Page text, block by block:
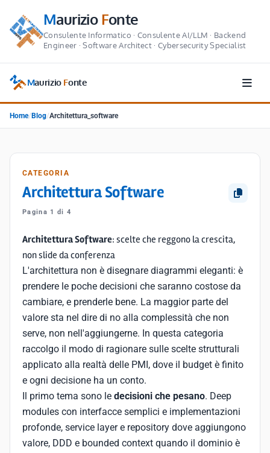
MaurizioFonte
Consulente Informatico · Consulente AI/LLM · Backend
Engineer · Software Architect · Cybersecurity Specialist
Maurizio Fonte
Home/ Blog/Architettura_software
CATEGORIA
Architettura Software
Pagina 1 di 4
Architettura Software: scelte che reggono la crescita,
non slide da conferenza
L'architettura non è disegnare diagrammi eleganti: è
prendere le poche decisioni che saranno costose da
cambiare, e prenderle bene. La maggior parte del
valore sta nel dire di no alla complessità che non
serve, non nell'aggiungerne. In questa categoria
raccolgo il modo di ragionare sulle scelte strutturali
applicato alla realtà delle PMI, dove il budget è finito
e ogni decisione ha un conto.
Il primo tema sono le decisioni che pesano. Deep
modules con interfacce semplici e implementazioni
profonde, service layer e repository dove aggiungono
valore, DDD e bounded context quando il dominio è